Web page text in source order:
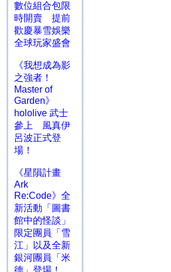
數位組合包限
時開賣 提前
歡慶暴雪娛樂
全球玩家盛會
《我想成為影
之強者！
Master of
Garden》
hololive 武士
參上 風真伊
呂波正式登
場！
《星隕計畫
Ark
Re:Code》全
新活動「圖書
館中的怪談」
限定團員「雪
江」以及全新
銀河團員「米
德」登場！